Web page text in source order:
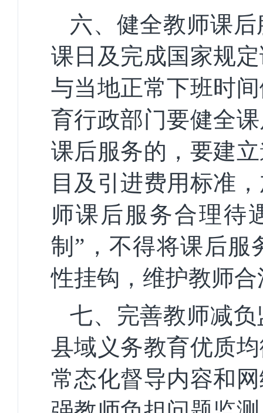
六、健全教师课
课日及完成国家规
与当地正常下班时
育行政部门要健全
课后服务的，要建
目及引进费用标准
师课后服务合理待
制”，不得将课后服
性挂钩，维护教师
七、完善教师减
县域义务教育优质
常态化督导内容和